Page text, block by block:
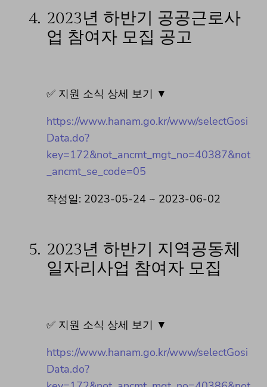
4. 2023년 하반기 공공근로사
업 참여자 모집 공고
✅ 지원 소식 상세 보기 ▼
https://www.hanam.go.kr/www/selectGosi
Data.do?
key=172&not_ancmt_mgt_no=40387&not
_ancmt_se_code=05
작성일: 2023-05-24 ~ 2023-06-02
5. 2023년 하반기 지역공동체
일자리사업 참여자 모집
✅ 지원 소식 상세 보기 ▼
https://www.hanam.go.kr/www/selectGosi
Data.do?